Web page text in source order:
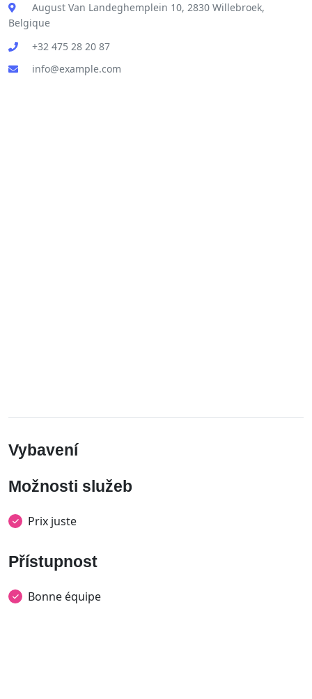
August Van Landeghemplein 10, 2830 Willebroek,
Belgique
+32 475 28 20 87
info@example.com
Vybavení
Možnosti služeb
Prix juste
Přístupnost
Bonne équipe